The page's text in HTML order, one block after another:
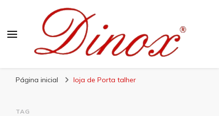
Página inicial loja de Porta talher
TAG